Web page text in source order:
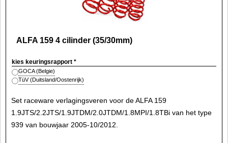
ALFA 159 4 cilinder (35/30mm)
kies keuringsrapport *
GOCA (Belgie)
TüV (Duitsland/Oostenrijk)
Set raceware verlagingsveren voor de ALFA 159
1.9JTS/2.2JTS/1.9JTDM/2.0JTDM/1.8MPI/1.8TBi van het type
939 van bouwjaar 2005-10/2012.